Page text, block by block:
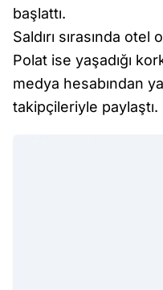
başlattı.
Saldırı sırasında
Polat ise yaşadığı
medya hesabından
takipçileriyle paylaştı.